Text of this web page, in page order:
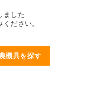
ました
ださい。
機具を探す